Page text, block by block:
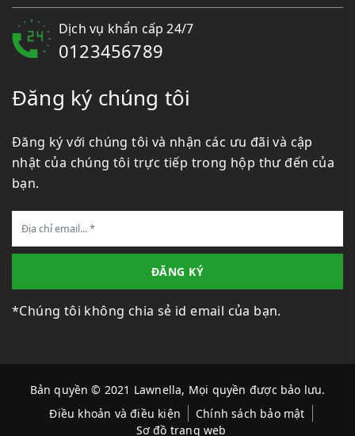
Dịch vụ khẩn cấp 24/7
0123456789
Đăng ký chúng tôi
Đăng ký với chúng tôi và nhận các ưu đãi và cập
nhật của chúng tôi trực tiếp trong hộp thư đến của
bạn.
ĐĂNG KÝ
*Chúng tôi không chia sẻ id email của bạn.
Bản quyền © 2021 Lawnella, Mọi quyền được bảo lưu.
Điều khoản và điều kiện
Chính sách bảo mật
Sơ đồ trang web